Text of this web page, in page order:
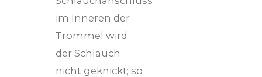
im Inneren der
Trommel wird
der Schlauch
nicht geknickt; so